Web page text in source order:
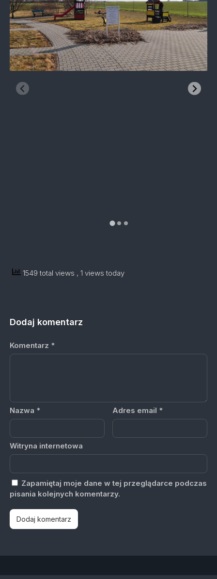
1549 total views , 1 views today
Dodaj komentarz
Komentarz *
Nazwa * Adres email *
Witryna internetowa
Zapamiętaj moje dane w tej przeglądarce podczas
pisania kolejnych komentarzy.